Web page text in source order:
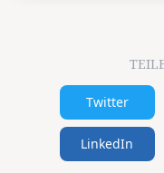
Twitter
LinkedIn